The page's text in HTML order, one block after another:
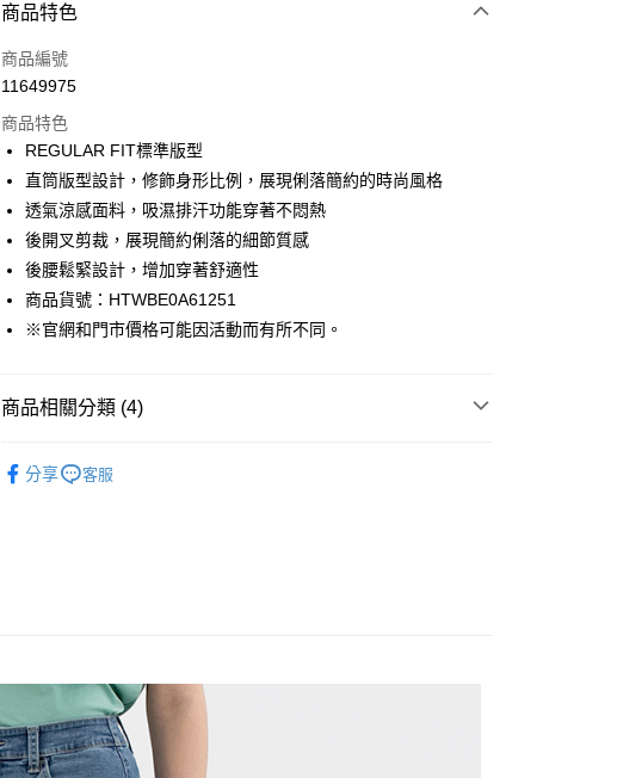
付款方式
信用卡一次付款
Apple Pay
街口支付
悠遊付
Google Pay
貨到付款
運送方式
免運費
每筆NT$280
貨到付款
商品特色
商品編號
11649975
商品特色
REGULAR FIT標準版型
直筒版型設計，修飾身形比例，展現俐落簡約的時尚風格
透氣涼感面料，吸濕排汗功能穿著不悶熱
後開叉剪裁，展現簡約俐落的細節質感
後腰鬆緊設計，增加穿著舒適性
商品貨號：HTWBE0A61251
※官網和門市價格可能因活動而有所不同。
商品相關分類 (4)
分享 客服